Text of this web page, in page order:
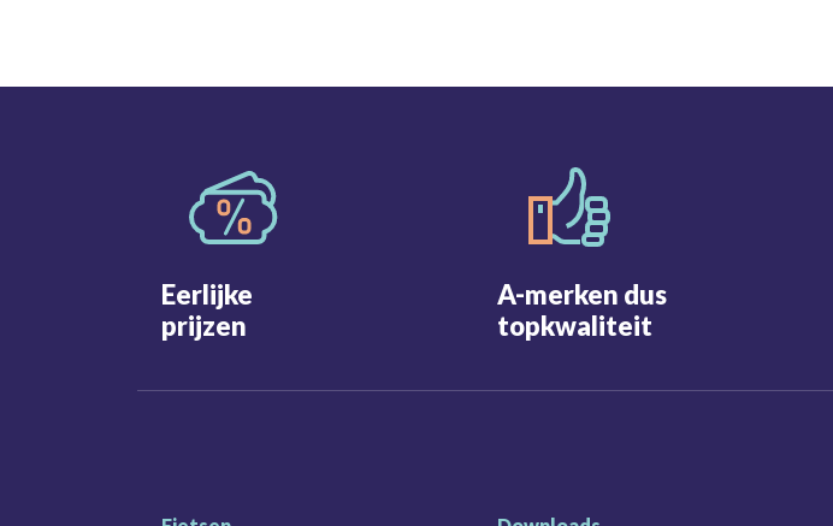
Eerlijke
prijzen
A-merken dus
topkwaliteit